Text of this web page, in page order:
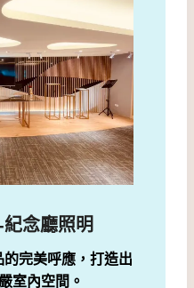
念廳照明
完美呼應，打造出
室內空間。